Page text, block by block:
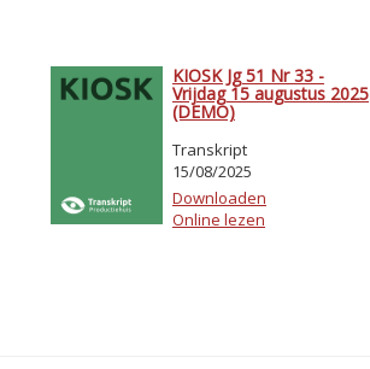
KIOSK Jg 51 Nr 33 -
Vrijdag 15 augustus 2025
(DEMO)
Transkript
15/08/2025
Downloaden
Online lezen